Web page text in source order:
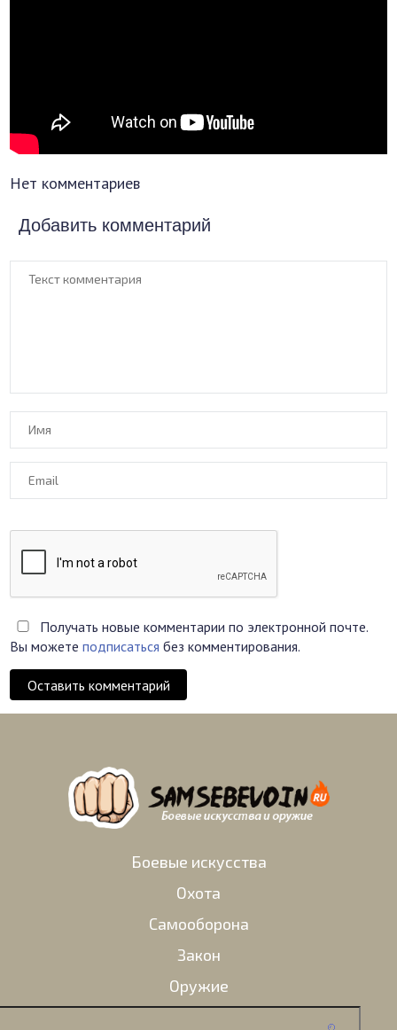
Нет комментариев
Добавить комментарий
Получать новые комментарии по электронной почте.
Вы можетеподписаться без комментирования.
Оставить комментарий
Боевые искусства
Охота
Самооборона
Закон
Оружие